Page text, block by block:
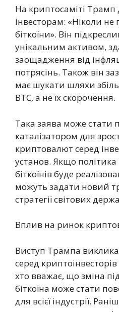
На криптосаміті Трамп
інвесторам: «Ніколи
біткоїни». Він
унікальним активом,
заощадження від
потрясінь. Також він
має шукати шляхи
BTC, а не їх скорочення.
Така заява може стати
каталізатором для
криптовалют серед
установ. Якщо
біткоїнів буде
можуть задати новий
стратегії світових
Вплив на ринок
Виступ Трампа
серед
хто вважає, що зміна
біткоїна може стати
для всієї індустрії.